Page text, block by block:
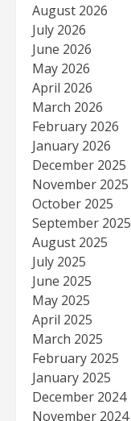
August 2026
July 2026
June 2026
May 2026
April 2026
March 2026
February 2026
January 2026
December 2025
November 2025
October 2025
September 2025
August 2025
July 2025
June 2025
May 2025
April 2025
March 2025
February 2025
January 2025
December 2024
November 2024